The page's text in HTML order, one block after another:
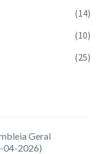
(14)
(10)
(25)
Geral
04-2026)